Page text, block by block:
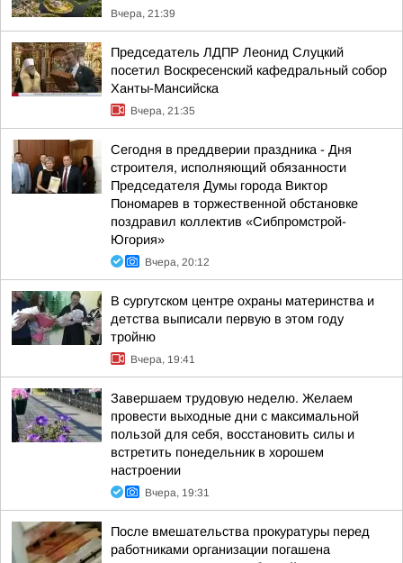
Вчера, 21:39
Председатель ЛДПР Леонид Слуцкий
посетил Воскресенский кафедральный собор
Ханты-Мансийска
Вчера, 21:35
Сегодня в преддверии праздника - Дня
строителя, исполняющий обязанности
Председателя Думы города Виктор
Пономарев в торжественной обстановке
поздравил коллектив «Сибпромстрой-
Югория»
Вчера, 20:12
В сургутском центре охраны материнства и
детства выписали первую в этом году
тройню
Вчера, 19:41
Завершаем трудовую неделю. Желаем
провести выходные дни с максимальной
пользой для себя, восстановить силы и
встретить понедельник в хорошем
настроении
Вчера, 19:31
После вмешательства прокуратуры перед
работниками организации погашена